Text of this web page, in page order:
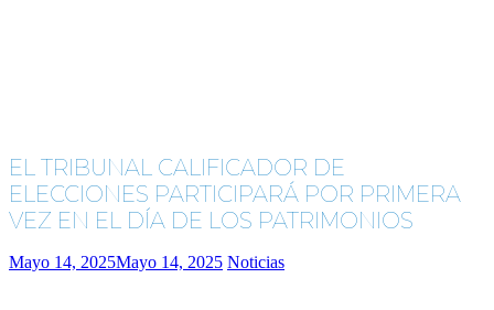
EL TRIBUNAL CALIFICADOR DE
ELECCIONES PARTICIPARÁ POR PRIMERA
VEZ EN EL DÍA DE LOS PATRIMONIOS
Mayo 14, 2025Mayo 14, 2025 Noticias